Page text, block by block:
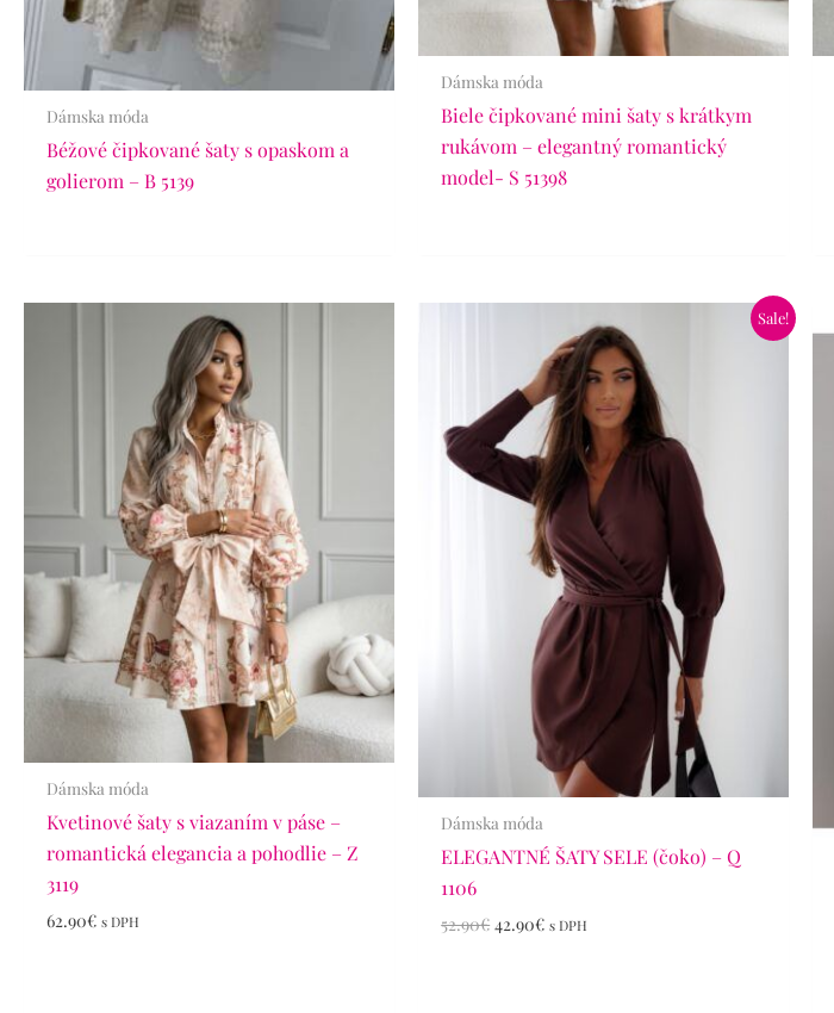
Dámska móda
Béžové čipkované šaty s opaskom a
golierom – B 5139
Dámska móda
Biele čipkované mini šaty s krátkym
rukávom – elegantný romantický
model- S 51398
Dámska móda
Kvetinové šaty s viazaním v páse –
romantická elegancia a pohodlie – Z
3119
62.90€ s DPH
Sale!
Dámska móda
ELEGANTNÉ ŠATY SELE (čoko) – Q
1106
52.90€
52.90€.
42.90€
cena
je:
42.90€.
s DPH